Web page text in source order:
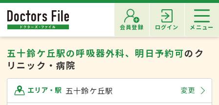
会員登録 ログイン メニュー
五十鈴ケ丘駅の呼吸器外科、明日予約可のク
リニック・病院
エリア・駅 五十鈴ケ丘駅 変更